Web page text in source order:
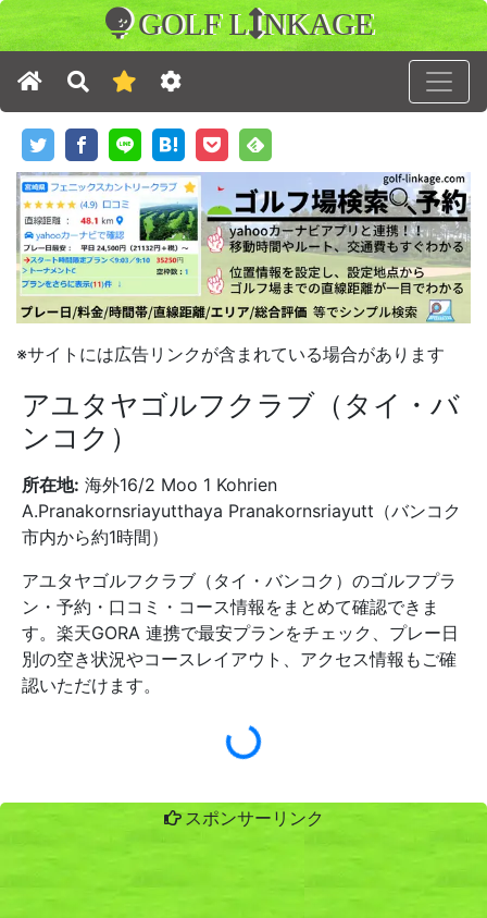
GOLF L NKAGE
※サイトには広告リンクが含まれている場合があります
アユタヤゴルフクラブ（タイ・バ
ンコク）
所在地: 海外16/2 Moo 1 Kohrien
A.Pranakornsriayutthaya Pranakornsriayutt（バンコク
市内から約1時間）
アユタヤゴルフクラブ（タイ・バンコク）のゴルフプラ
ン・予約・口コミ・コース情報をまとめて確認できま
す。楽天GORA 連携で最安プランをチェック、プレー日
別の空き状況やコースレイアウト、アクセス情報もご確
認いただけます。
スポンサーリンク